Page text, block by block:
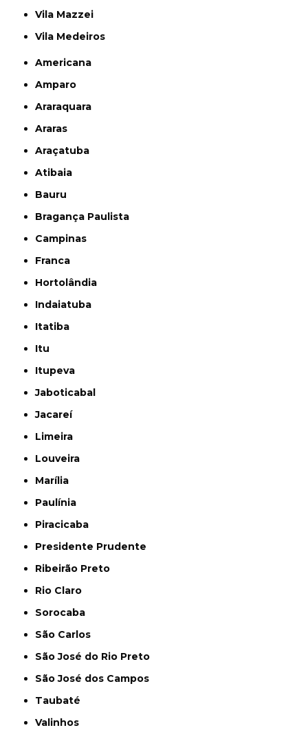
Vila Mazzei
Vila Medeiros
Americana
Amparo
Araraquara
Araras
Araçatuba
Atibaia
Bauru
Bragança Paulista
Campinas
Franca
Hortolândia
Indaiatuba
Itatiba
Itu
Itupeva
Jaboticabal
Jacareí
Limeira
Louveira
Marília
Paulínia
Piracicaba
Presidente Prudente
Ribeirão Preto
Rio Claro
Sorocaba
São Carlos
São José do Rio Preto
São José dos Campos
Taubaté
Valinhos